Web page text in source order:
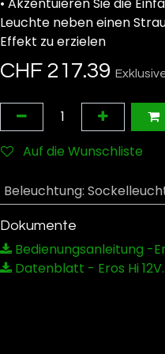
Leuchte neben einen
Effekt zu erzielen
CHF 217.39
Auf die Wunschliste
Beleuchtung:
Dokumente
Bedienungsanleitung -
Datenblatt - Eros Hi